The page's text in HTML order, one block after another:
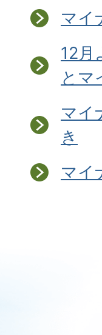
マイ
12月
とマ
マイ
き
マイ